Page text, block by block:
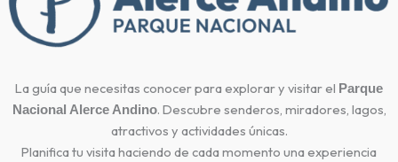
La guía que necesitas conocer para explorar y visitar el Parque
Nacional Alerce Andino. Descubre senderos, miradores, lagos,
atractivos y actividades únicas.
Planifica tu visita haciendo de cada momento una experiencia